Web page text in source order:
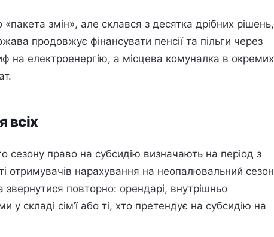
змін», але склався з десятка дрібних рішень,
продовжує фінансувати пенсії та пільги через
на електроенергію, а місцева комуналка в окремих
всіх
право на субсидію визначають на період з
отримувачів нарахування на неопалювальний сезон
повторно: орендарі, внутрішньо
у складі сім’ї або ті, хто претендує на субсидію на